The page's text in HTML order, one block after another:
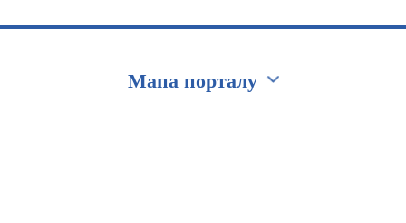
Мапа порталу